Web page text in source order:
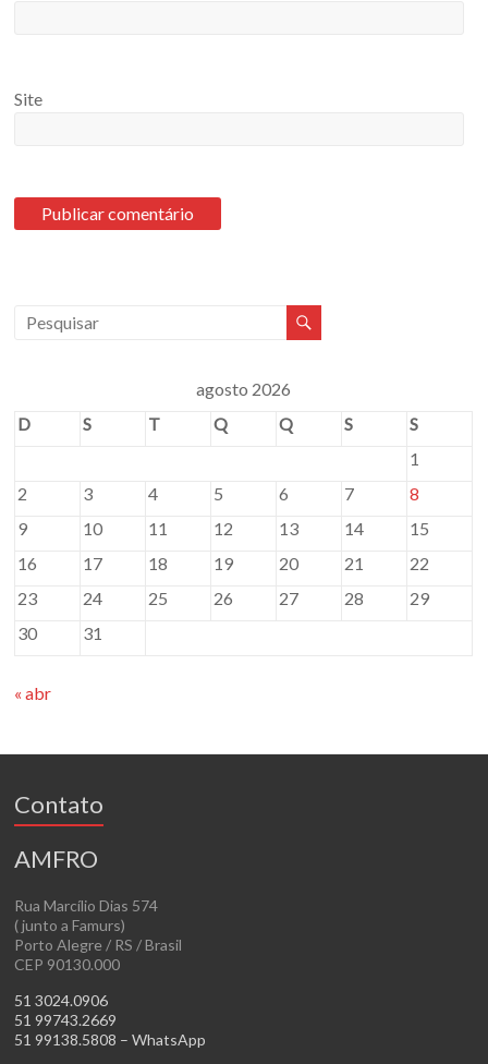
Site
agosto 2026
D
S T Q Q S
S
1
2
3 4 5 6 7
8
9
10 11 12 13 14
15
16
17 18 19 20 21
22
23
24 25 26 27 28
29
30
31
« abr
Contato
AMFRO
Rua Marcílio Dias 574
( junto a Famurs)
Porto Alegre / RS / Brasil
CEP 90130.000
51 3024.0906
51 99743.2669
51 99138.5808 – WhatsApp